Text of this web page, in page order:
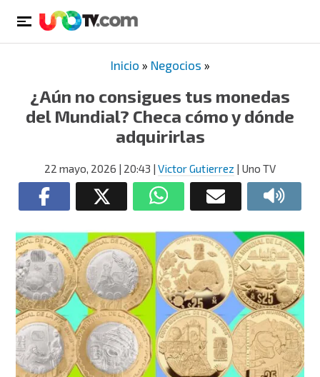
Inicio » Negocios »
¿Aún no consigues tus monedas
del Mundial? Checa cómo y dónde
adquirirlas
22 mayo, 2026 | 20:43 | Victor Gutierrez | Uno TV